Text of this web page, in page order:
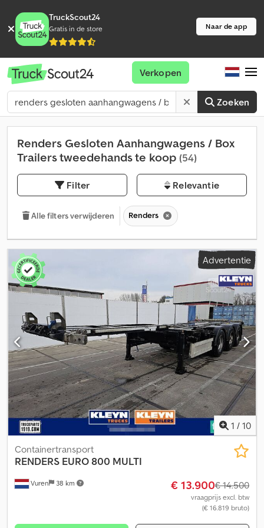
TruckScout24
Gratis in de store Naar de app
Zoeken
Verkopen
Renders Gesloten Aanhangwagens / Box
Trailers tweedehands te koop (54)
Filter Relevantie
Alle filters verwijderen Renders
Advertentie
1 / 10
Vuren 38 km
Containertransport
RENDERS EURO 800 MULTI
€ 13.900€ 14.500
vraagprijs excl. btw
(€ 16.819 bruto)